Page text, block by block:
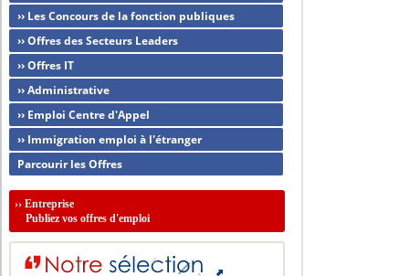
›› Les Concours de la fonction publiques
›› Offres des Secteurs Leaders
›› Offres IT
›› Administrative
›› Emploi Centre d'Appel
›› Immigration emploi à l'étranger
Parcourir les Offres
››Entreprise
Publiez vos offres d'emploi